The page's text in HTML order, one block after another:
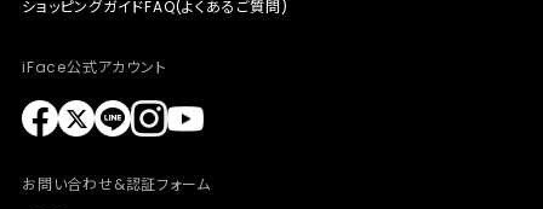
ショッピングガイドFAQ(よくあるご質問)
iFace公式アカウント
お問い合わせ&認証フォーム